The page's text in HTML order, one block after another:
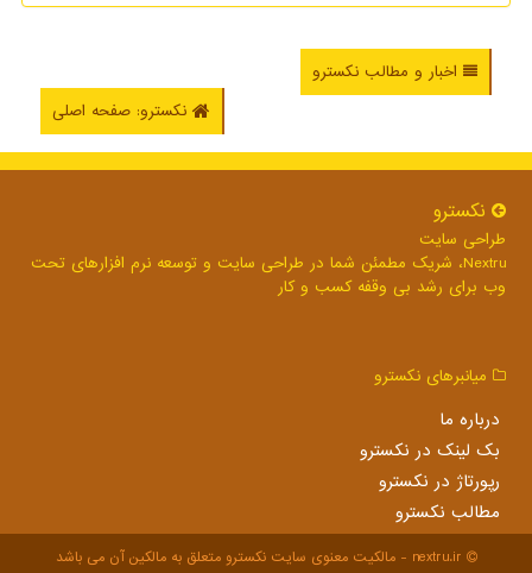
اخبار و مطالب نکسترو
نکسترو: صفحه اصلی
نكسترو
طراحی سایت
Nextru، شریک مطمئن شما در طراحی سایت و توسعه نرم افزارهای تحت
وب برای رشد بی وقفه کسب و کار
میانبرهای نكسترو
درباره ما
بک لینک در نكسترو
رپورتاژ در نكسترو
مطالب نكسترو